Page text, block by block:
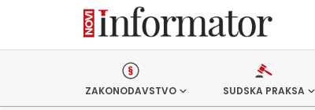
ZAKONODAVSTVO SUDSKA PRAKSA